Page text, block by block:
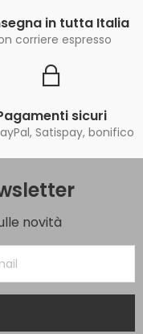
in tutta Italia
corriere espresso
sicuri
Satispay, bonifico
novità